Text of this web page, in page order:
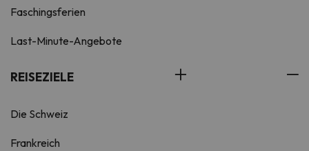
Faschingsferien
Last-Minute-Angebote
REISEZIELE
Die Schweiz
Frankreich